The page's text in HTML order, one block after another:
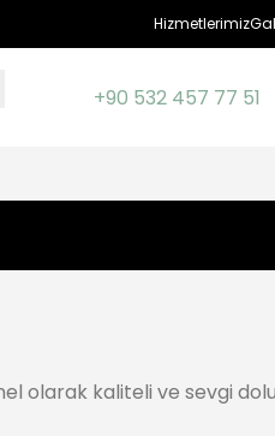
Hizmetlerimiz
+90 532 457 77 51
olarak kaliteli ve sevgi